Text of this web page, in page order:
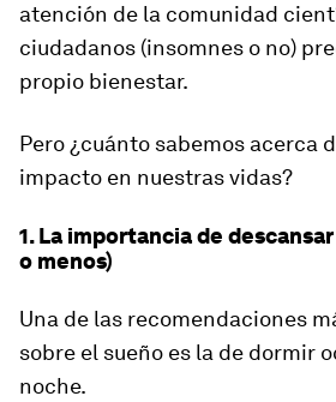
atención de la comunidad
ciudadanos (insomnes o no)
propio bienestar.
Pero ¿cuánto sabemos acerca
impacto en nuestras vidas?
1. La importancia de
o menos)
Una de las recomendaciones
sobre el sueño es la de dormir
noche.